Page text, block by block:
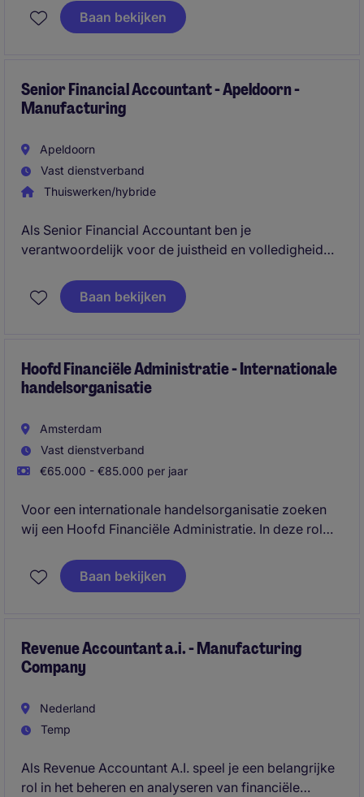
verdere professionalisering van Finance. Je
rapporteert rechtstreeks aan de CFO en krijgt veel
Baan bekijken
Senior Financial Accountant - Apeldoorn -
Manufacturing
Apeldoorn
Vast dienstverband
Thuiswerken/hybride
Als Senior Financial Accountant ben je
verantwoordelijk voor de juistheid en volledigheid
entity omgeving. Je maakt deel uit van een compact
finance team en speelt een belangrijke rol in de
verantwoordelijkheid neemt voor kernprocessen
binnen accounting.
Baan bekijken
Hoofd Financiële Administratie - Internationale
handelsorganisatie
Amsterdam
Vast dienstverband
€65.000 - €85.000 per jaar
Voor een internationale handelsorganisatie zoeken
wij een Hoofd Financiële Administratie. In deze rol
begeleiding en de kwaliteit van de financiële
administraties van diverse buitenlandse vestigingen.
Baan bekijken
Revenue Accountant a.i. - Manufacturing
Company
Nederland
Temp
Als Revenue Accountant A.I. speel je een belangrijke
rol in het beheren en analyseren van financiële